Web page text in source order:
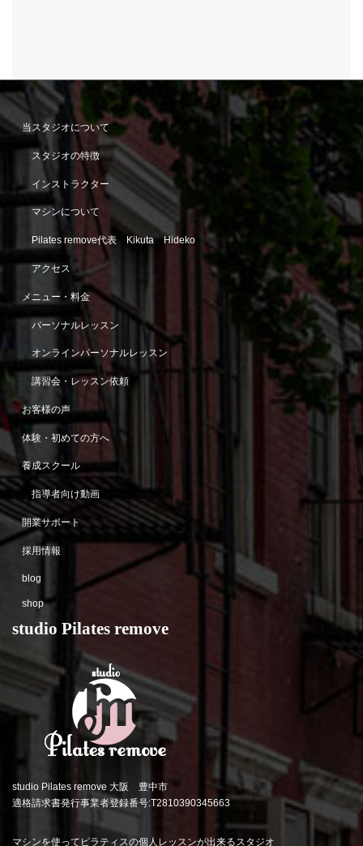
当スタジオについて
スタジオの特徴
インストラクター
マシンについて
Pilates remove代表 Kikuta Hideko
アクセス
メニュー・料金
パーソナルレッスン
オンラインパーソナルレッスン
講習会・レッスン依頼
お客様の声
体験・初めての方へ
養成スクール
指導者向け動画
開業サポート
採用情報
blog
shop
studio Pilates remove
studio Pilates remove 大阪 豊中市
適格請求書発行事業者登録番号:T2810390345663
マシンを使ってピラティスの個人レッスンが出来るスタジオ